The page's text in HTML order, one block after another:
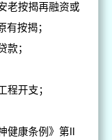
老按揭再融资或
按揭；
款；
程开支；
健康条例》第II